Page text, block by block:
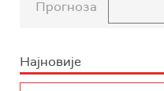
Прогноза
Најновије